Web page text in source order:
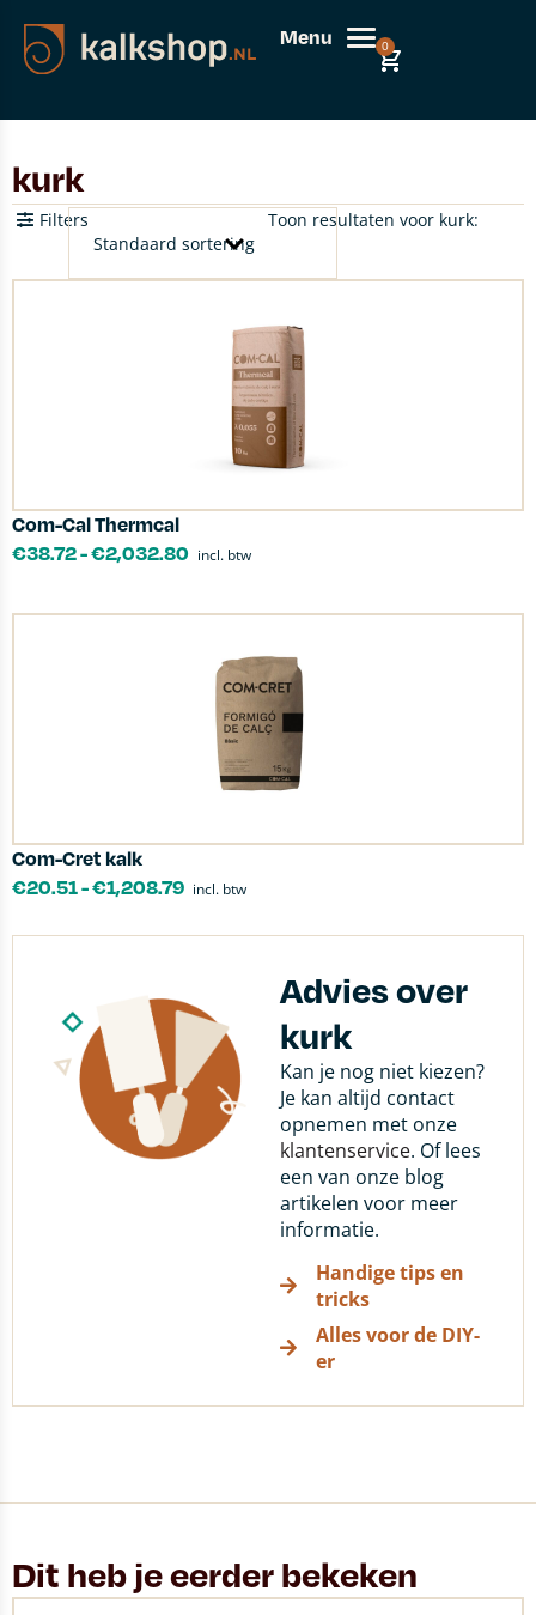
Menu 0
kurk
Toon resultaten voor kurk:
Filters
Com-Cal Thermcal
€38.72-€2,032.80 incl. btw
Com-Cret kalk
€20.51-€1,208.79 incl. btw
Advies over
kurk
Kan je nog niet kiezen?
Je kan altijd contact
opnemen met onze
klantenservice. Of lees
een van onze blog
artikelen voor meer
informatie.
Handige tips en
tricks
Alles voor de DIY-
er
Dit heb je eerder bekeken